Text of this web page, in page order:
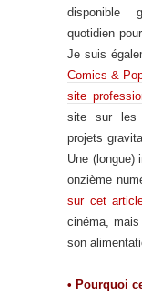
disponible
quotidien
Je suis
Comics &
site
site sur
projets
Une (longue)
onzième
sur cet
cinéma,
son
• Pourquoi